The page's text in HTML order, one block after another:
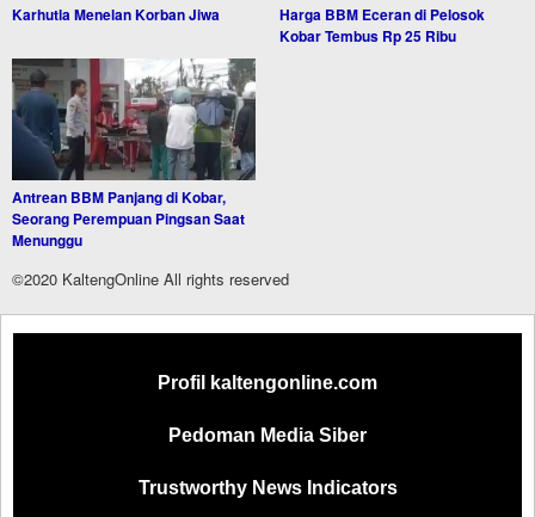
Karhutla Menelan Korban Jiwa
Harga BBM Eceran di Pelosok
Kobar Tembus Rp 25 Ribu
Antrean BBM Panjang di Kobar,
Seorang Perempuan Pingsan Saat
Menunggu
©2020 KaltengOnline All rights reserved
Profil kaltengonline.com
Pedoman Media Siber
Trustworthy News Indicators